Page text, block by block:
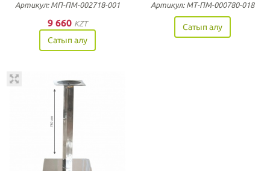
Артикул: МП-ПМ-002718-001
9 660 KZT
Сатып алу
Артикул: МТ-ПМ-000780-018
Сатып алу